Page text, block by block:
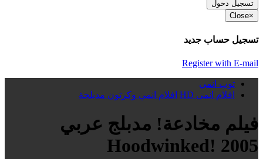
تسجيل دخول
×
Close
تسجيل حساب جديد
Register with E-mail
توب انمي
افلام انمى HD
افلام انمي وكرتون مدبلجة
فيلم مخادعة! مدبلج عربي
Hoodwinked! 2005